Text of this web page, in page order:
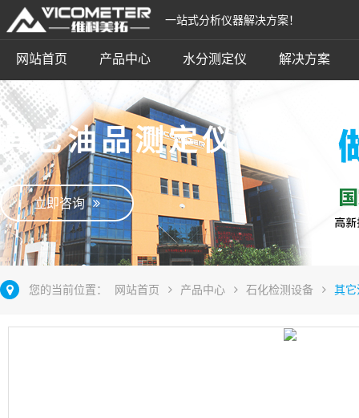
一站式分析仪器解决方案！
网站首页 产品中心 水分测定仪 解决方案
其它油品测定仪
立即咨询
您的当前位置： 网站首页 产品中心 石化检测设备 其